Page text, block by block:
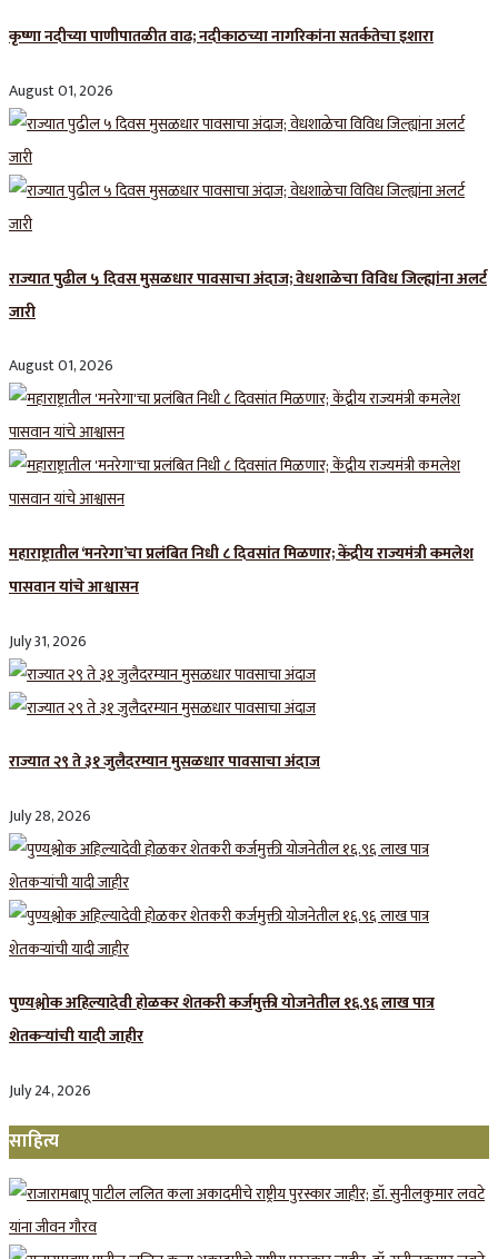
कृष्णा नदीच्या पाणीपातळीत वाढ; नदीकाठच्या नागरिकांना सतर्कतेचा इशारा
August 01, 2026
राज्यात पुढील ५ दिवस मुसळधार पावसाचा अंदाज; वेधशाळेचा विविध जिल्ह्यांना अलर्ट
जारी
August 01, 2026
महाराष्ट्रातील ‘मनरेगा’चा प्रलंबित निधी ८ दिवसांत मिळणार; केंद्रीय राज्यमंत्री कमलेश
पासवान यांचे आश्वासन
July 31, 2026
राज्यात २९ ते ३१ जुलैदरम्यान मुसळधार पावसाचा अंदाज
July 28, 2026
पुण्यश्लोक अहिल्यादेवी होळकर शेतकरी कर्जमुक्ती योजनेतील १६.९६ लाख पात्र
शेतकऱ्यांची यादी जाहीर
July 24, 2026
साहित्य